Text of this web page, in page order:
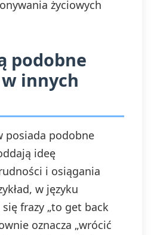
życiowych
podobne
innych
posiada podobne
ideę
i osiągania
w języku
frazy „to get back
oznacza „wrócić